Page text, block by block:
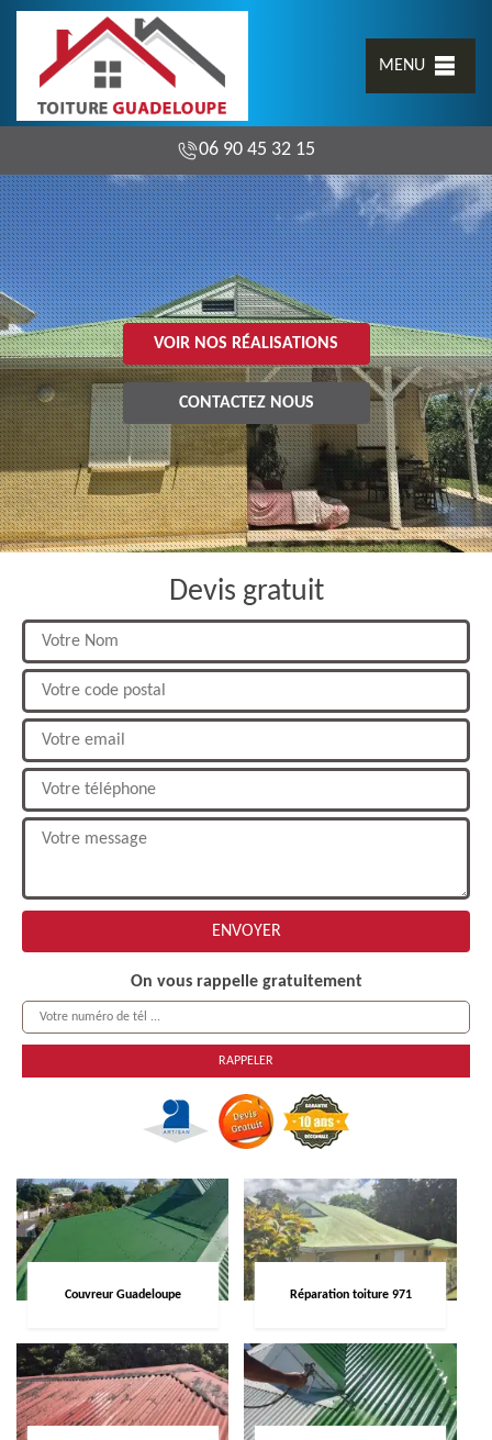
MENU
06 90 45 32 15
VOIR NOS RÉALISATIONS
CONTACTEZ NOUS
Devis gratuit
On vous rappelle gratuitement
Couvreur Guadeloupe Réparation toiture 971